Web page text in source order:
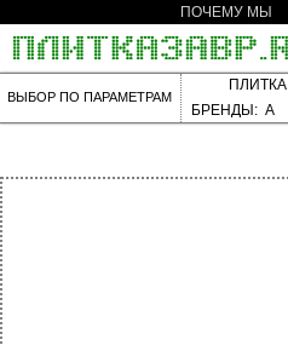
ПОЧЕМУ МЫ
ВЫБОР ПО ПАРАМЕТРАМ
ПЛИТКА
БРЕНДЫ: A